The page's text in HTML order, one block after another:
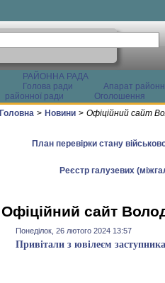
РАЙОННА РАДА
Голова ради
Апарат
районної ради
Оголошення
Головна > Новини > Офіційний сайт
План перевірки стану
Реєстр галузевих
Офіційний сайт
Понеділок, 26 лютого 2024 13:57
Привітали з ювілеєм